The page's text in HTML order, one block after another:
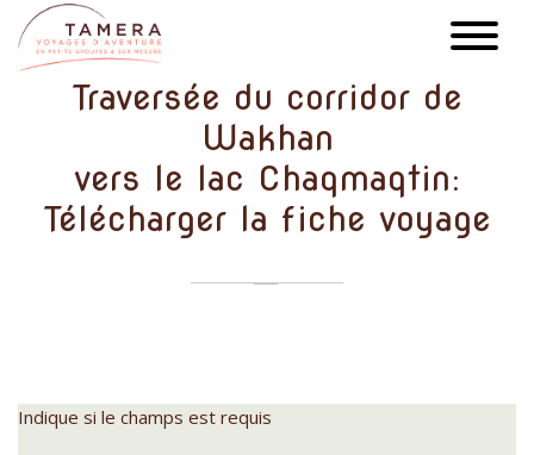
Aller
au
contenu
Traversée du corridor de
Wakhan
vers le lac Chaqmaqtin:
Télécharger la fiche voyage
Indique si le champs est requis